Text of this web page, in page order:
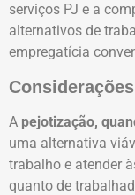
serviços PJ e a
alternativos de
empregatícia
A pejotização,
uma alternativa
trabalho e atender
quanto de